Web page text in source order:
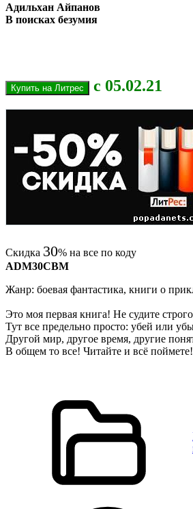
Адильхан Айпанов
В поисках безумия
с 05.02.21
Скидка 30% на все по коду
ADM30CBM
Жанр: боевая фантастика, книги о
Это моя первая книга! Не судите
Тут все предельно просто: убей или
Другой мир, другое время, другие
В общем то все! Читайте и всё поймете!